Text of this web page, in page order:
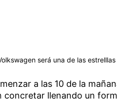
será una de las
a las 10 de la
concretar llenando un